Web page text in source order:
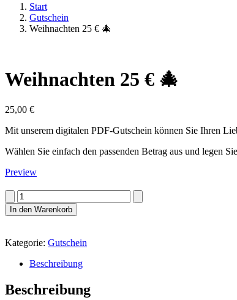
Start
Gutschein
Weihnachten 25 € 🎄
Weihnachten 25 € 🎄
25,00 €
Mit unserem digitalen PDF-Gutschein können Sie Ihren
Wählen Sie einfach den passenden Betrag aus und legen
Preview
Weihnachten
25
€
Menge
In den Warenkorb
Kategorie: Gutschein
Beschreibung
Beschreibung